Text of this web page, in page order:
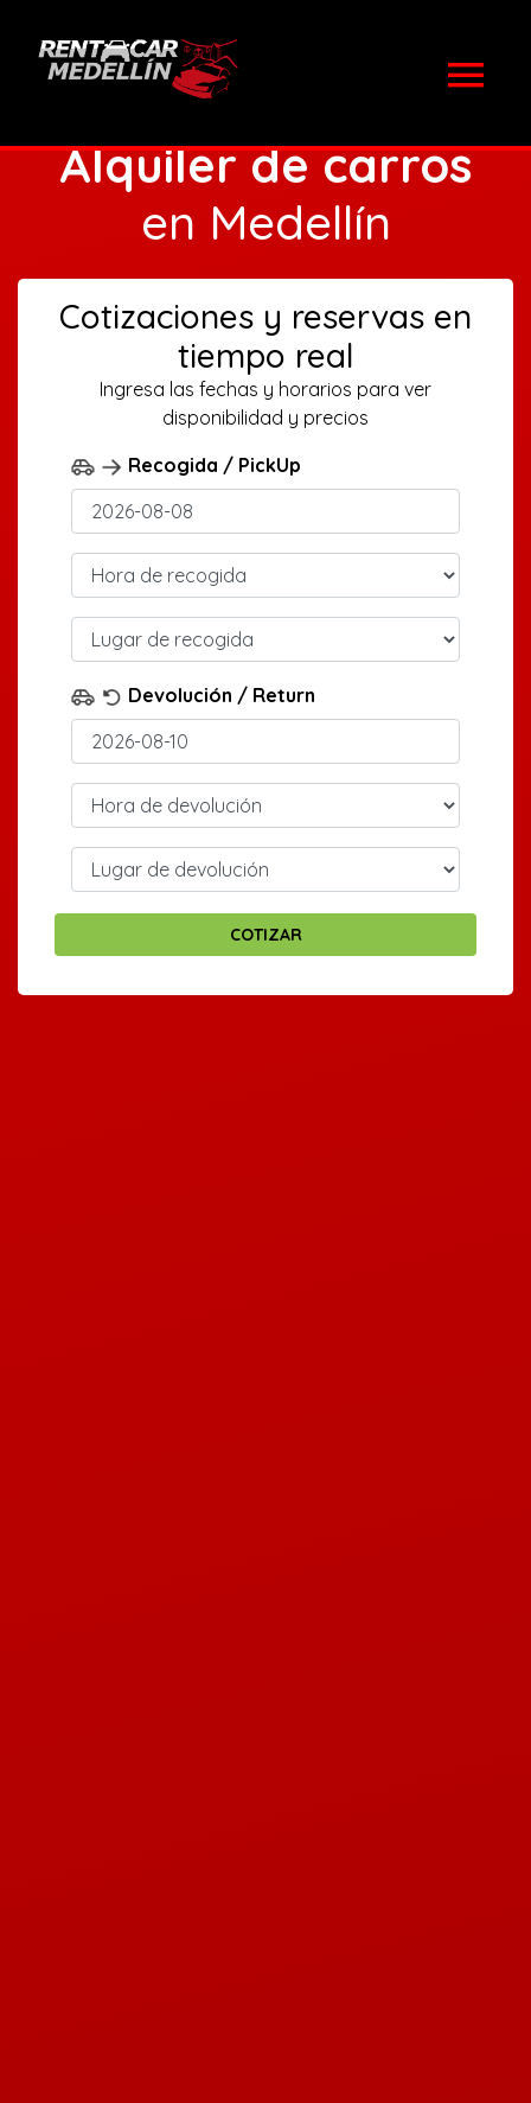
Alquiler de carros
en Medellín
Cotizaciones y reservas en
tiempo real
Ingresa las fechas y horarios para ver
disponibilidad y precios
Recogida / PickUp
Devolución / Return